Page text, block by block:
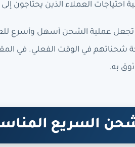
احتياجات العملاء الذين يحتاجون
تجعل عملية الشحن أسهل وأسرع
شحناتهم في الوقت الفعلي. في
به.
السريع